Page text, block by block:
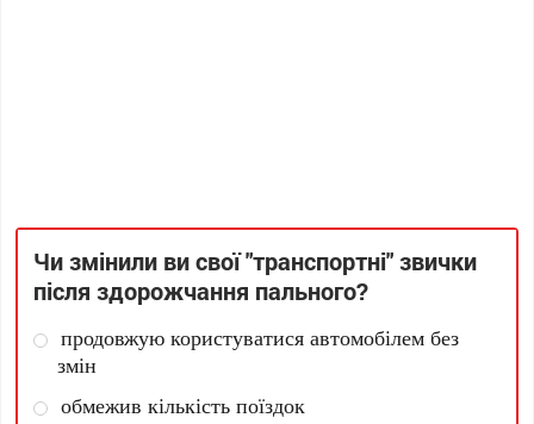
Чи змінили ви свої "транспортні" звички
після здорожчання пального?
продовжую користуватися автомобілем без
змін
обмежив кількість поїздок